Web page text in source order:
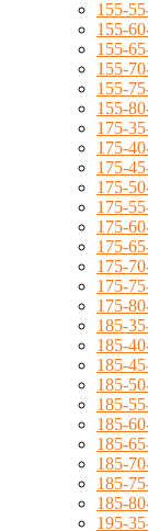
155-
155-
155-
155-
155-
155-
175-
175-
175-
175-
175-
175-
175-
175-
175-
175-
185-
185-
185-
185-
185-
185-
185-
185-
185-
185-
195-